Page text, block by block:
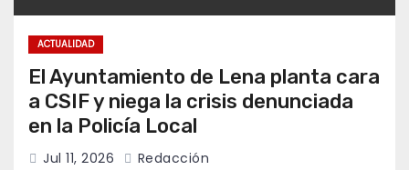
ACTUALIDAD
El Ayuntamiento de Lena planta cara
a CSIF y niega la crisis denunciada
en la Policía Local
Jul 11, 2026 Redacción